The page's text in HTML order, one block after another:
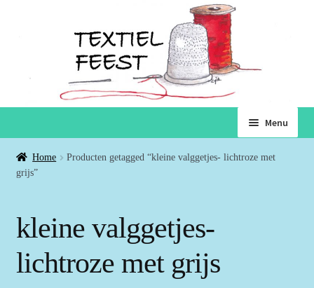
naar
navigatie
de
inhoud
Menu
Home
Winkelmand
Voorwaarden
Home
Producten getagged “kleine valggetjes- lichtroze met
grijs”
kleine valggetjes-
lichtroze met grijs